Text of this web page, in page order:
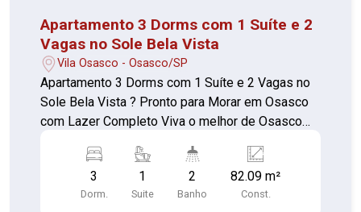
qualidade de vida, lazer completo e localização
privilegiada. Agende sua visita e descubra seu
novo lar.
Apartamento 3 Dorms com 1 Suíte e 2
Vagas no Sole Bela Vista
Vila Osasco - Osasco/SP
Apartamento 3 Dorms com 1 Suíte e 2 Vagas no
Sole Bela Vista ? Pronto para Morar em Osasco
com Lazer Completo Viva o melhor de Osasco
de conforto. O Sole Bela Vista está pronto para
morar e oferece uma infraestrutura de alto
padrão, projetada para o bem-estar e a
3
Dorm.
1
Suite
2
Banho
82.09 m²
Const.